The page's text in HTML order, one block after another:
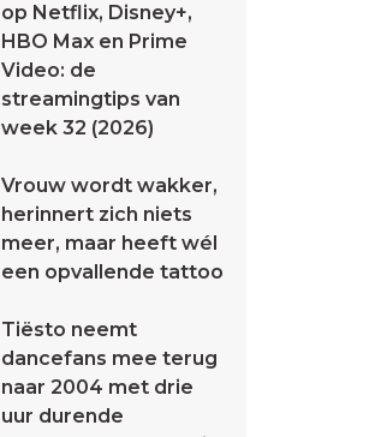
op Netflix, Disney+,
HBO Max en Prime
Video: de
streamingtips van
week 32 (2026)
Vrouw wordt wakker,
herinnert zich niets
meer, maar heeft wél
een opvallende tattoo
Tiësto neemt
dancefans mee terug
naar 2004 met drie
uur durende